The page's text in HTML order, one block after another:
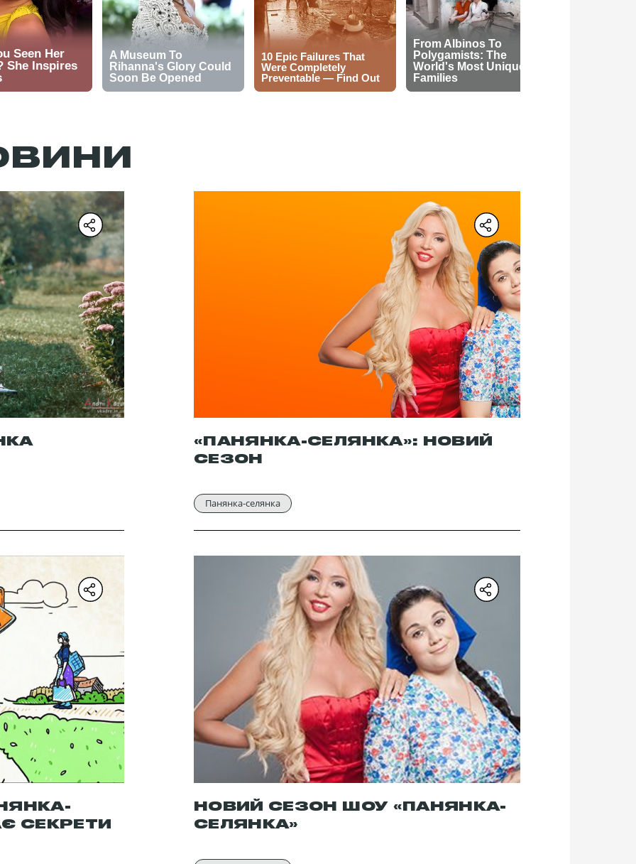
«ПАНЯНКА-СЕЛЯНКА»: НОВИЙ
СЕЗОН
Панянка-селянка
СЕКРЕТИ
НОВИЙ СЕЗОН ШОУ «ПАНЯНКА-
СЕЛЯНКА»